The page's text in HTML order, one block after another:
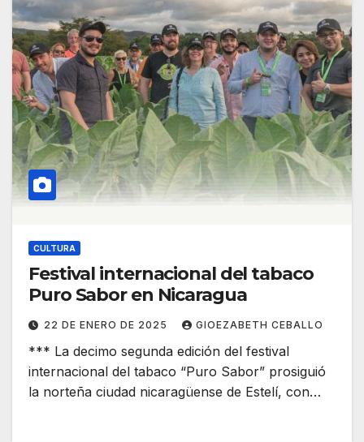
CULTURA
Festival internacional del tabaco
Puro Sabor en Nicaragua
22 DE ENERO DE 2025 GIOEZABETH CEBALLO
*** La decimo segunda edición del festival
internacional del tabaco “Puro Sabor” prosiguió
la norteña ciudad nicaragüense de Estelí, con…